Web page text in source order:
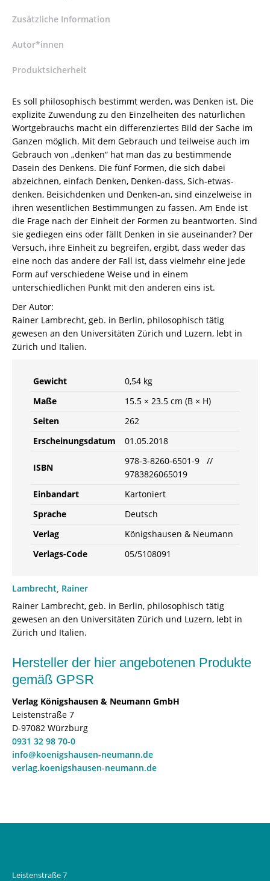
978-
82-
9
Zusätzliche Information
Autor*innen
Produktsicherheit
Es soll philosophisch bestimmt werden, was Denken ist. Die
explizite Zuwendung zu den Einzelheiten des natürlichen
Wortgebrauchs macht ein differenziertes Bild der Sache im
Ganzen möglich. Mit dem Gebrauch und teilweise auch im
Gebrauch von „denken“ hat man das zu bestimmende
Dasein des Denkens. Die fünf Formen, die sich dabei
abzeichnen, einfach Denken, Denken-dass, Sich-etwas-
denken, Beisichdenken und Denken-an, sind einzelweise in
ihren wesentlichen Bestimmungen zu fassen. Am Ende ist
die Frage nach der Einheit der Formen zu beantworten. Sind
sie gediegen eins oder fällt Denken in sie auseinander? Der
Versuch, ihre Einheit zu begreifen, ergibt, dass weder das
eine noch das andere der Fall ist, dass vielmehr eine jede
Form auf verschiedene Weise und in einem
unterschiedlichen Punkt mit den anderen eins ist.
Der Autor:
Rainer Lambrecht, geb. in Berlin, philosophisch tätig
gewesen an den Universitäten Zürich und Luzern, lebt in
Zürich und Italien.
Gewicht
0,54 kg
Maße
15.5 × 23.5 cm (B × H)
Seiten
262
Erscheinungsdatum
01.05.2018
ISBN
978-3-8260-6501-9 //
9783826065019
Einbandart
Kartoniert
Sprache
Deutsch
Verlag
Königshausen & Neumann
Verlags-Code
05/5108091
Lambrecht, Rainer
Rainer Lambrecht, geb. in Berlin, philosophisch tätig
gewesen an den Universitäten Zürich und Luzern, lebt in
Zürich und Italien.
Hersteller der hier angebotenen Produkte
gemäß GPSR
Verlag Königshausen & Neumann GmbH
Leistenstraße 7
D-97082 Würzburg
0931 32 98 70-0
info@koenigshausen-neumann.de
verlag.koenigshausen-neumann.de
Leistenstraße 7